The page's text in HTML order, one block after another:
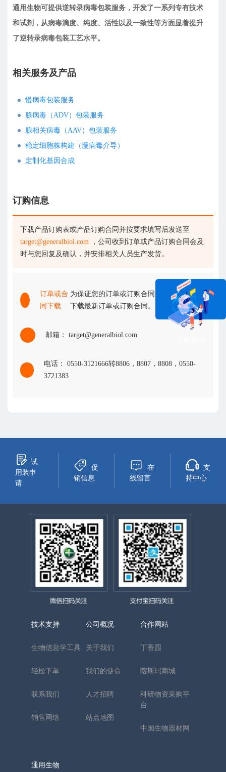
通用生物可提供逆转录病毒包装服务，开发了一系列专有技术
和试剂，从病毒滴度、纯度、活性以及一致性等方面显著提升
了逆转录病毒包装工艺水平。
相关服务及产品
慢病毒包装服务
腺病毒（ADV）包装服务
腺相关病毒（AAV）包装服务
稳定细胞株构建（慢病毒介导）
定制化基因合成
订购信息
下载产品订购表或产品订购合同并按要求填写后发送至
target@generalbiol.com ，公司收到订单或产品订购合同会及
时与您回复及确认，并安排相关人员生产发货。
订单或合
同下载
为保证您的订单或订购合同顺利上传，请您
下载最新订单或订购合同。
邮箱： target@generalbiol.com
电话： 0550-3121666转8806，8807，8808，0550-
3721383
试
用装申
请
促
销信息
在
线留言
支
持中心
技术支持
生物信息学工具
轻松下单
联系我们
销售网络
公司概况
关于我们
我们的使命
人才招聘
站点地图
合作网站
丁香园
喀斯玛商城
科研物资采购平
台
中国生物器材网
通用生物